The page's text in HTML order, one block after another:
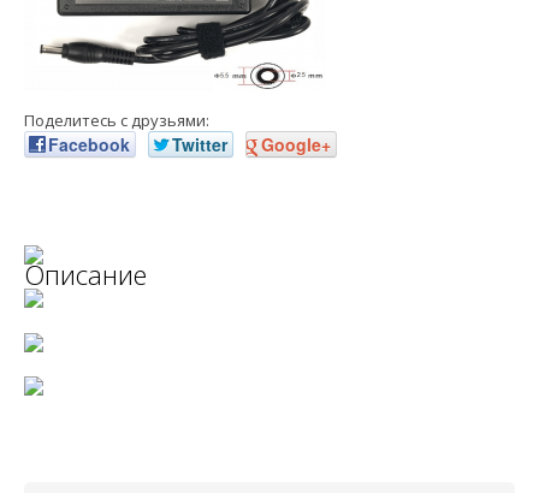
Поделитесь с друзьями:
Facebook Twitter Google+
Описание